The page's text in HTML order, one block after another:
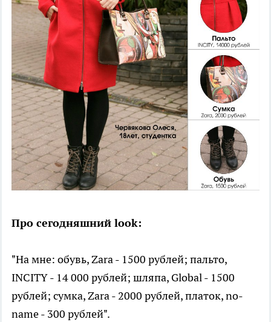
Про сегодняшний look:
"На мне: обувь, Zara - 1500 рублей; пальто,
INCITY - 14 000 рублей; шляпа, Global - 1500
рублей; сумка, Zara - 2000 рублей, платок, no-
name - 300 рублей".